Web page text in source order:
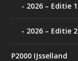
2026 – Editie 1
2026 – Editie 2
P2000 IJsselland